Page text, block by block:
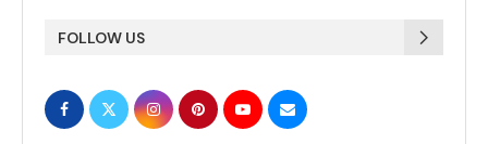
FOLLOW US